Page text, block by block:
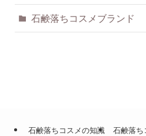
石鹸落ちコスメブランド
石鹸落ちコスメの知識 石鹸落ち